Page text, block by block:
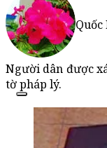
Quốc
Người dân được
tờ pháp lý.